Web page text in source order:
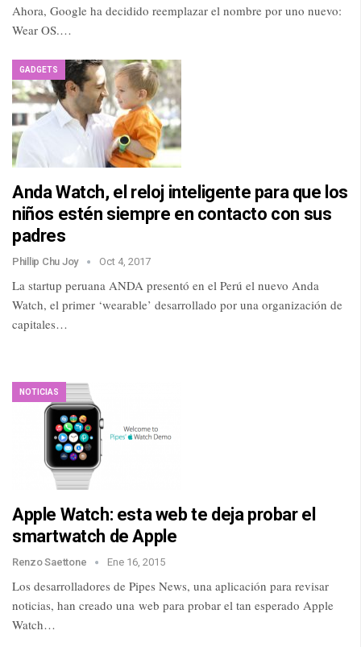
Ahora, Google ha decidido reemplazar el nombre por uno nuevo:
Wear OS.…
GADGETS
Anda Watch, el reloj inteligente para que los
niños estén siempre en contacto con sus
padres
Phillip Chu Joy Oct 4, 2017
La startup peruana ANDA presentó en el Perú el nuevo Anda
Watch, el primer ‘wearable’ desarrollado por una organización de
capitales…
NOTICIAS
Apple Watch: esta web te deja probar el
smartwatch de Apple
Renzo Saettone Ene 16, 2015
Los desarrolladores de Pipes News, una aplicación para revisar
noticias, han creado una web para probar el tan esperado Apple
Watch…